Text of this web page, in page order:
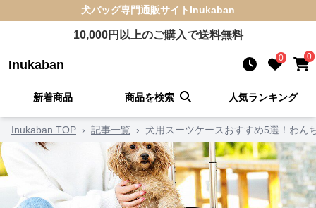
犬バッグ専門通販サイト Inukaban
10,000円以上のご購入で送料無料
Inukaban 0 0
新着商品 商品を検索 人気ランキング
Inukaban TOP › 記事一覧 › 犬用スーツケースおすすめ5選！わん